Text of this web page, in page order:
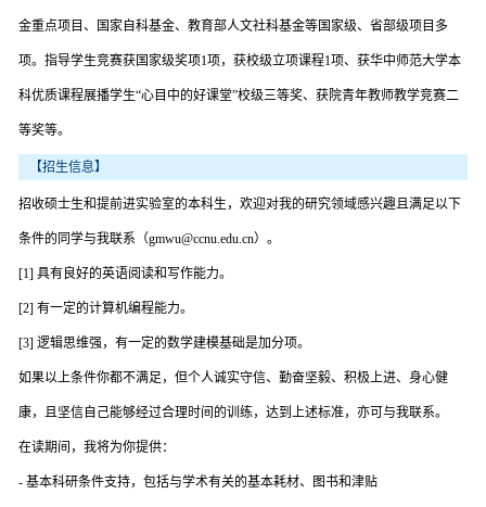
金重点项目、国家自科基金、教育部人文社科基金等国家级、省部级项目多
项。指导学生竞赛获国家级奖项1项，获校级立项课程1项、获华中师范大学本
科优质课程展播学生“心目中的好课堂”校级三等奖、获院青年教师教学竞赛二
等奖等。
【招生信息】
招收硕士生和提前进实验室的本科生，欢迎对我的研究领域感兴趣且满足以下
条件的同学与我联系（gmwu@ccnu.edu.cn）。
[1] 具有良好的英语阅读和写作能力。
[2] 有一定的计算机编程能力。
[3] 逻辑思维强，有一定的数学建模基础是加分项。
如果以上条件你都不满足，但个人诚实守信、勤奋坚毅、积极上进、身心健
康，且坚信自己能够经过合理时间的训练，达到上述标准，亦可与我联系。
在读期间，我将为你提供：
- 基本科研条件支持，包括与学术有关的基本耗材、图书和津贴